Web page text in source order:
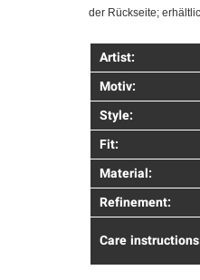
der Rückseite;
Artist:
Motiv:
Style:
Fit:
Material:
Refinement:
Care